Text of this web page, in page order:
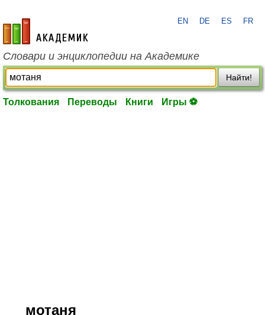
academic.ru
EN DE ES FR
Словари и энциклопедии на Академике
Найти!
Толкования Переводы Книги Игры ⚽
мотаня